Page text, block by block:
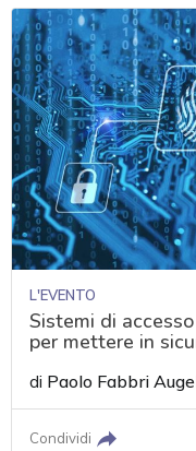
L'EVENTO
Sistemi di
per mettere in
di Paolo Fabbri
Condividi